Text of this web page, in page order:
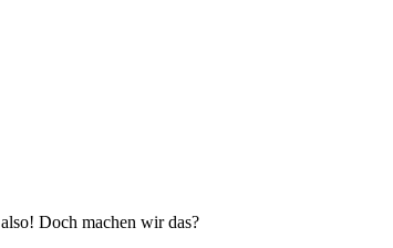
also! Doch machen wir das?